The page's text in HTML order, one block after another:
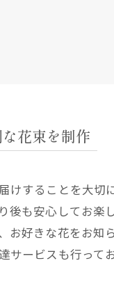
花束を制作
けすることを大
後も安心してお
お好きな花をお
ービスも行ってお